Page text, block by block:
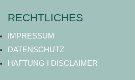
RECHTLICHES
IMPRESSUM
DATENSCHUTZ
HAFTUNG I DISCLAIMER